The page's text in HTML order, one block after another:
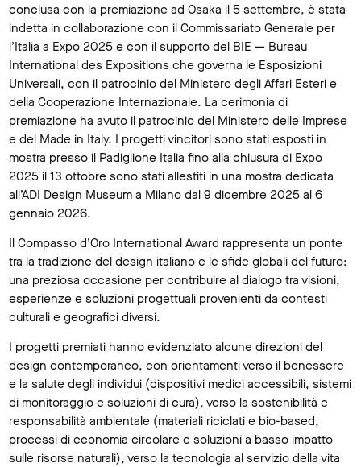
conclusa con la premiazione ad Osaka il 5 settembre, è stata
indetta in collaborazione con il Commissariato Generale per
l’Italia a Expo 2025 e con il supporto del BIE — Bureau
International des Expositions che governa le Esposizioni
Universali, con il patrocinio del Ministero degli Affari Esteri e
della Cooperazione Internazionale. La cerimonia di
premiazione ha avuto il patrocinio del Ministero delle Imprese
e del Made in Italy. I progetti vincitori sono stati esposti in
mostra presso il Padiglione Italia fino alla chiusura di Expo
2025 il 13 ottobre sono stati allestiti in una mostra dedicata
all’ADI Design Museum a Milano dal 9 dicembre 2025 al 6
gennaio 2026.
Il Compasso d’Oro International Award rappresenta un ponte
tra la tradizione del design italiano e le sfide globali del futuro:
una preziosa occasione per contribuire al dialogo tra visioni,
esperienze e soluzioni progettuali provenienti da contesti
culturali e geografici diversi.
I progetti premiati hanno evidenziato alcune direzioni del
design contemporaneo, con orientamenti verso il benessere
e la salute degli individui (dispositivi medici accessibili, sistemi
di monitoraggio e soluzioni di cura), verso la sostenibilità e
responsabilità ambientale (materiali riciclati e bio-based,
processi di economia circolare e soluzioni a basso impatto
sulle risorse naturali), verso la tecnologia al servizio della vita